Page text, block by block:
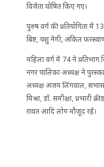
विजेता घोषित किए गए।
पुरुष वर्ग की प्रतियोगिता में
बिष्ट, यशु नेगी, अंकित
महिला वर्ग में 74 ने
नगर पालिका अध्यक्ष ने
अध्यक्ष अजय लिंगवाल,
मिश्रा, डॉ. समीक्षा, प्रभारी
रावत आदि लोग मौजूद रहे।